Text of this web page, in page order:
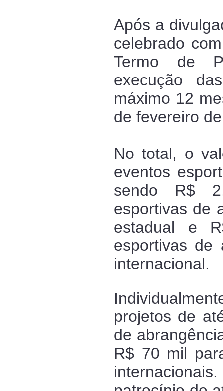
Após a
celebrado
Termo de
execução
máximo 12
de fevereiro
No total, o
eventos
sendo R$
esportivas de
estadual e
esportivas de
internacional.
projetos de
de
R$ 70 mil